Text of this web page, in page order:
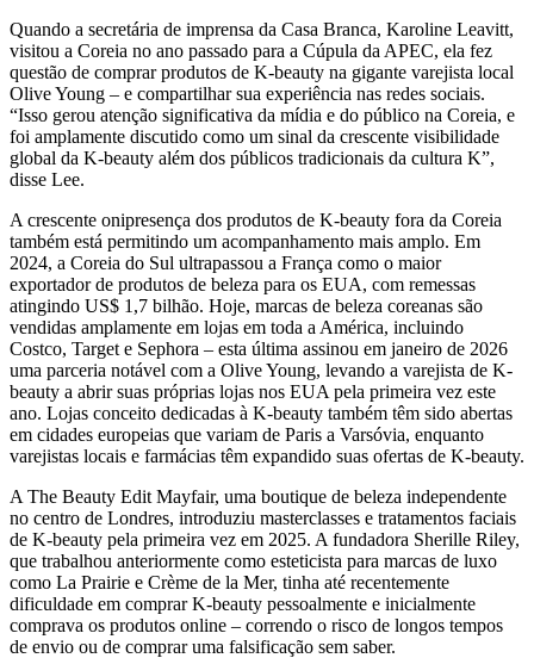
Quando a secretária de imprensa da Casa Branca, Karoline Leavitt,
visitou a Coreia no ano passado para a Cúpula da APEC, ela fez
questão de comprar produtos de K-beauty na gigante varejista local
Olive Young – e compartilhar sua experiência nas redes sociais.
“Isso gerou atenção significativa da mídia e do público na Coreia, e
foi amplamente discutido como um sinal da crescente visibilidade
global da K-beauty além dos públicos tradicionais da cultura K”,
disse Lee.
A crescente onipresença dos produtos de K-beauty fora da Coreia
também está permitindo um acompanhamento mais amplo. Em
2024, a Coreia do Sul ultrapassou a França como o maior
exportador de produtos de beleza para os EUA, com remessas
atingindo US$ 1,7 bilhão. Hoje, marcas de beleza coreanas são
vendidas amplamente em lojas em toda a América, incluindo
Costco, Target e Sephora – esta última assinou em janeiro de 2026
uma parceria notável com a Olive Young, levando a varejista de K-
beauty a abrir suas próprias lojas nos EUA pela primeira vez este
ano. Lojas conceito dedicadas à K-beauty também têm sido abertas
em cidades europeias que variam de Paris a Varsóvia, enquanto
varejistas locais e farmácias têm expandido suas ofertas de K-beauty.
A The Beauty Edit Mayfair, uma boutique de beleza independente
no centro de Londres, introduziu masterclasses e tratamentos faciais
de K-beauty pela primeira vez em 2025. A fundadora Sherille Riley,
que trabalhou anteriormente como esteticista para marcas de luxo
como La Prairie e Crème de la Mer, tinha até recentemente
dificuldade em comprar K-beauty pessoalmente e inicialmente
comprava os produtos online – correndo o risco de longos tempos
de envio ou de comprar uma falsificação sem saber.